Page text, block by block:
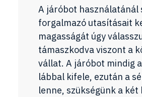
A járóbot használatánál
forgalmazó utasításait
magasságát úgy
támaszkodva viszont a
vállat. A járóbot mindig
lábbal kifele, ezután a
lenne, szükségünk a